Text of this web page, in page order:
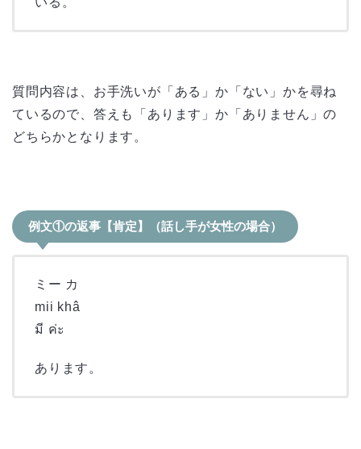
質問内容は、お手洗いが「ある」か「ない」かを尋ね
ているので、答えも「あります」か「ありません」の
どちらかとなります。
例文①の返事【肯定】（話し手が女性の場合）
ミー カ
mii khâ
มี ค่ะ
あります。